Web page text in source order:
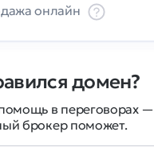
онлайн
домен?
в переговорах —
брокер поможет.